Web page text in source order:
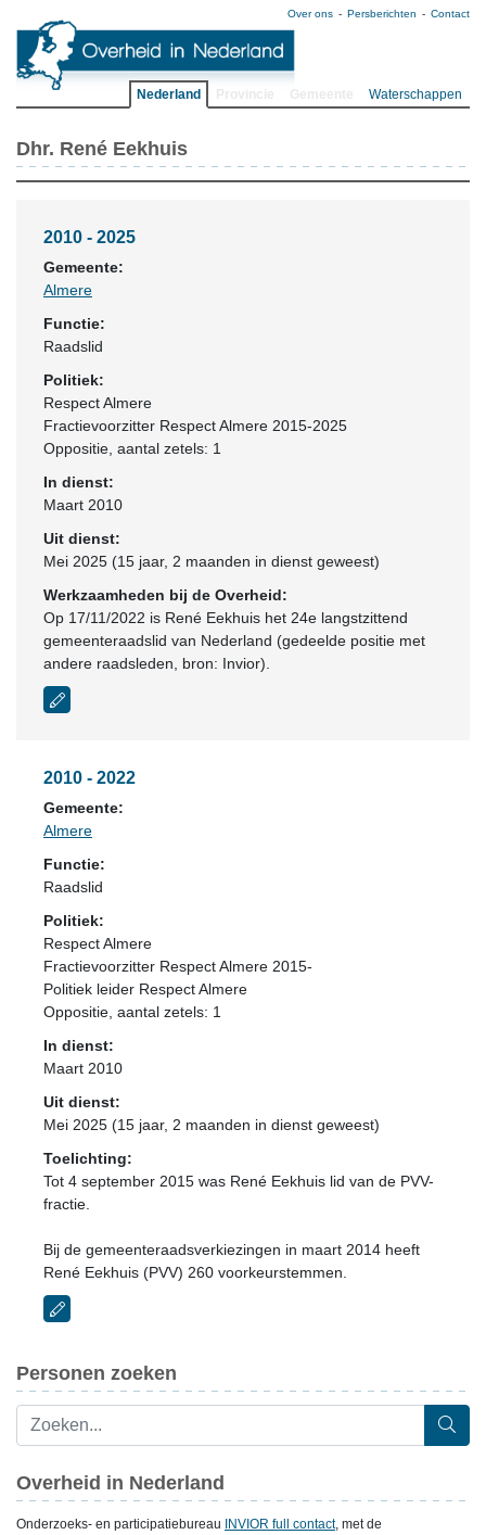
Over ons Persberichten Contact
Nederland Waterschappen
Dhr. René Eekhuis
2010 - 2025
Gemeente:
Almere
Functie:
Raadslid
Politiek:
Respect Almere
Fractievoorzitter Respect Almere 2015-2025
Oppositie , aantal zetels: 1
In dienst:
Maart 2010
Uit dienst:
Mei 2025 (15 jaar, 2 maanden in dienst geweest)
Werkzaamheden bij de Overheid:
Op 17/11/2022 is René Eekhuis het 24e langstzittend
gemeenteraadslid van Nederland (gedeelde positie met
andere raadsleden, bron: Invior).
2010 - 2022
Gemeente:
Almere
Functie:
Raadslid
Politiek:
Respect Almere
Fractievoorzitter Respect Almere 2015-
Politiek leider Respect Almere
Oppositie , aantal zetels: 1
In dienst:
Maart 2010
Uit dienst:
Mei 2025 (15 jaar, 2 maanden in dienst geweest)
Toelichting:
Tot 4 september 2015 was René Eekhuis lid van de PVV-
fractie.
Bij de gemeenteraadsverkiezingen in maart 2014 heeft
René Eekhuis (PVV) 260 voorkeurstemmen.
Personen zoeken
Overheid in Nederland
Onderzoeks- en participatiebureau INVIOR full contact, met de